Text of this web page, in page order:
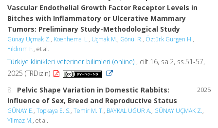
Vascular Endothelial Growth Factor Receptor Levels in
Bitches with Inflammatory or Ulcerative Mammary
Tumors: Preliminary Study-Methodological Study
Günay Uçmak Z., Koenhemsi L., Uçmak M., Gönül R., Öztürk Gürgen H.,
Yıldırım F., et al.
Türkiye klinikleri veteriner bilimleri (online) , cilt.16, sa.2, ss.51-57,
2025 (TRDizin)
2025
8. Pelvic Shape Variation in Domestic Rabbits:
Influence of Sex, Breed and Reproductive Status
GÜNAY E., Topkaya E. S., Temir M. T., BAYKAL UĞUR A., GÜNAY UÇMAK Z.,
Yilmaz M., et al.